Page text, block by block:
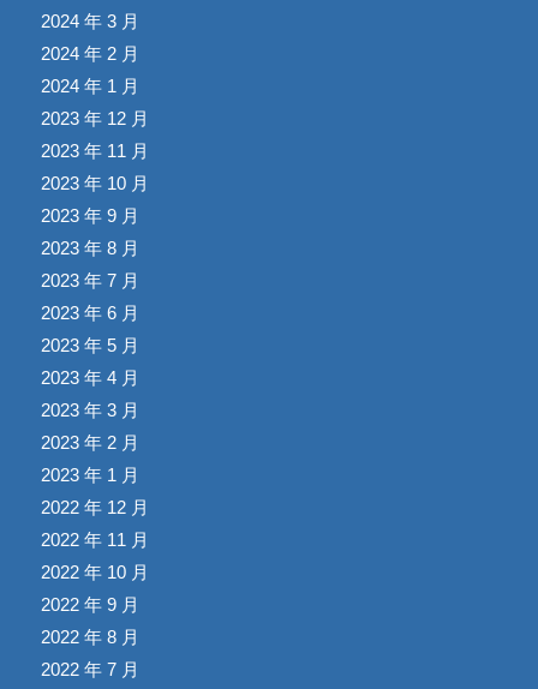
2024 年 3 月
2024 年 2 月
2024 年 1 月
2023 年 12 月
2023 年 11 月
2023 年 10 月
2023 年 9 月
2023 年 8 月
2023 年 7 月
2023 年 6 月
2023 年 5 月
2023 年 4 月
2023 年 3 月
2023 年 2 月
2023 年 1 月
2022 年 12 月
2022 年 11 月
2022 年 10 月
2022 年 9 月
2022 年 8 月
2022 年 7 月